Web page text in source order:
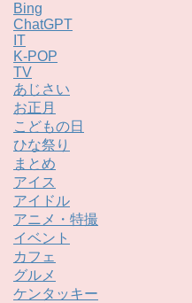
Bing
ChatGPT
IT
K-POP
TV
あじさい
お正月
こどもの日
ひな祭り
まとめ
アイス
アイドル
アニメ・特撮
イベント
カフェ
グルメ
ケンタッキー